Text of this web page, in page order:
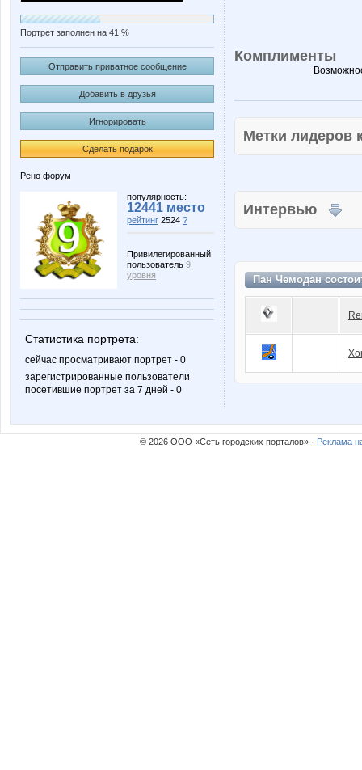
Портрет заполнен на 41 %
Отправить приватное сообщение
Добавить в друзья
Игнорировать
Сделать подарок
Рено форум
популярность:
12441 место
рейтинг 2524 ?
Привилегированный
пользователь 9
уровня
Статистика портрета:
сейчас просматривают портрет - 0
зарегистрированные пользователи
посетившие портрет за 7 дней - 0
Комплименты
Метки
Интервью
Пан Чемодан
© 2026 ООО «Сеть городских порталов» · Реклама